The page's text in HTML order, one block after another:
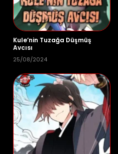
75 25/08/2024 👁 4
73 25/08/2024 👁 4
Kule’nin Tuzağa Düşmüş
Avcısı
25/08/2024